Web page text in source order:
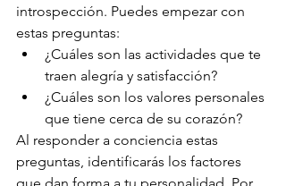
introspección. Puedes empezar con
estas preguntas:
¿Cuáles son las actividades que te
traen alegría y satisfacción?
¿Cuáles son los valores personales
que tiene cerca de su corazón?
Al responder a conciencia estas
preguntas, identificarás los factores